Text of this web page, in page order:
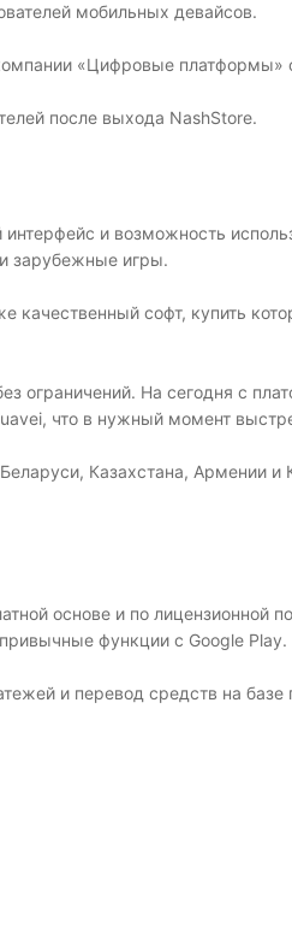
мобильных девайсов.
«Цифровые платформы»
после выхода NashStore.
и возможность
зарубежные игры.
софт, купить
ограничений. На сегодня с
что в нужный момент
Казахстана, Армении и
основе и по лицензионной
функции с Google Play.
и перевод средств на базе